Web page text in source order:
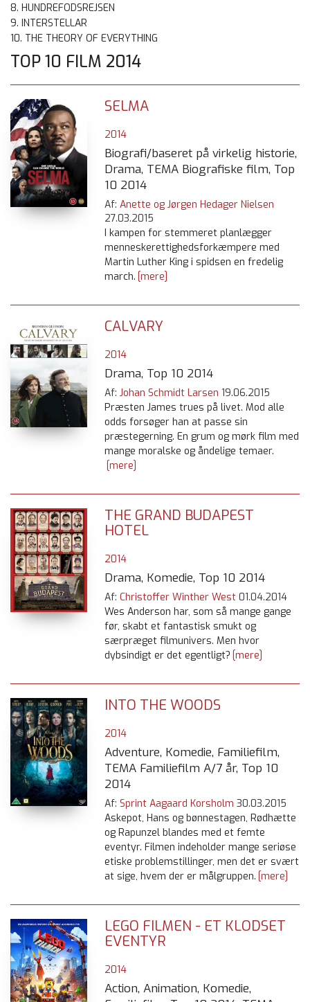
8. HUNDREFODSREJSEN
9. INTERSTELLAR
10. THE THEORY OF EVERYTHING
TOP 10 FILM 2014
SELMA
2014
Biografi/baseret på virkelig historie,
Drama, TEMA Biografiske film, Top
10 2014
Af: Anette og Jørgen Hedager Nielsen
27.03.2015
I kampen for stemmeret planlægger
menneskerettighedsforkæmpere med
Martin Luther King i spidsen en fredelig
march. [mere]
CALVARY
2014
Drama, Top 10 2014
Af: Johan Schmidt Larsen 19.06.2015
Præsten James trues på livet. Mod alle
odds forsøger han at passe sin
præstegerning. En grum og mørk film med
mange moralske og åndelige temaer.
[mere]
THE GRAND BUDAPEST
HOTEL
2014
Drama, Komedie, Top 10 2014
Af: Christoffer Winther West 01.04.2014
Wes Anderson har, som så mange gange
før, skabt et fantastisk smukt og
særpræget filmunivers. Men hvor
dybsindigt er det egentligt? [mere]
INTO THE WOODS
2014
Adventure, Komedie, Familiefilm,
TEMA Familiefilm A/7 år, Top 10
2014
Af: Sprint Aagaard Korsholm 30.03.2015
Askepot, Hans og bønnestagen, Rødhætte
og Rapunzel blandes med et femte
eventyr. Filmen indeholder mange seriøse
etiske problemstillinger, men det er svært
at sige, hvem der er målgruppen. [mere]
LEGO FILMEN - ET KLODSET
EVENTYR
2014
Action, Animation, Komedie,